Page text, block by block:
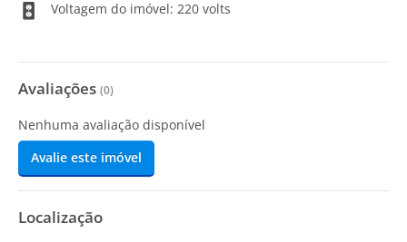
Voltagem do imóvel: 220 volts
Avaliações (0)
Nenhuma avaliação disponível
Avalie este imóvel
Localização